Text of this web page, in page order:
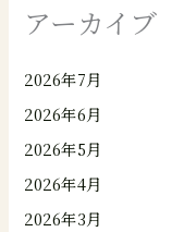
アーカイブ
2026年7月
2026年6月
2026年5月
2026年4月
2026年3月